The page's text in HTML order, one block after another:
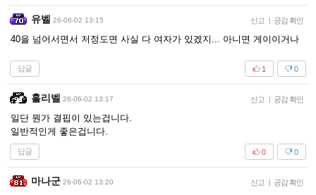
유벨 26-06-02 13:15 신고 | 공감 확인
40을 넘어서면서 저정도면 사실 다 여자가 있겠지... 아니면 게이이거나
답글 0
1
홀리벨 26-06-02 13:17 신고 | 공감 확인
일단 뭔가 결핍이 있는겁니다.
일반적인게 좋은겁니다.
답글 0
0
마나군 26-06-02 13:20 신고 | 공감 확인